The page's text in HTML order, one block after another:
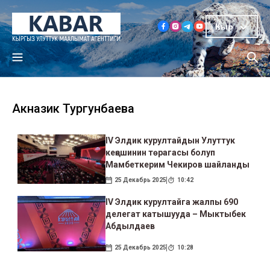
Кыр
Акназик Тургунбаева
IV Элдик курултайдын Улуттук
кеңешинин төрагасы болуп
Мамбеткерим Чекиров шайланды
25 Декабрь 2025 10:42
IV Элдик курултайга жалпы 690
делегат катышууда – Мыктыбек
Абдылдаев
25 Декабрь 2025 10:28